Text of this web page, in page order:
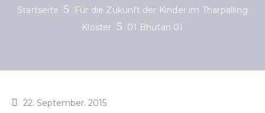
Startseite
Für die Zukunft der Kinder im Tharpalling
Kloster
01 Bhutan 01
22. September. 2015